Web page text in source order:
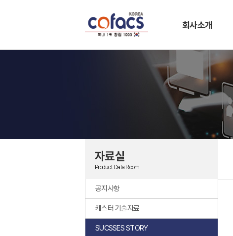
회사소개
자료실
Product Data Room
공지사항
캐스터 기술자료
SUCSSES STORY